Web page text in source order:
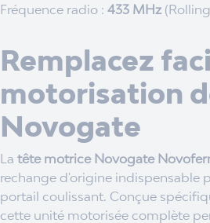
Fréquence radio : 433 MHz
Remplacez
motorisation
Novogate
La tête motrice Novogate
rechange d'origine indispensable
portail coulissant. Conçue
cette unité motorisée complète